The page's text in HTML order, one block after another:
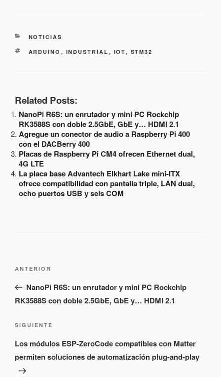
C
T
Í
S
NOTICIAS
E
E
T
A
S
ARDUINO , INDUSTRIAL , IOT, STM32
Related Posts:
NanoPi R6S: un enrutador y mini PC Rockchip
RK3588S con doble 2.5GbE, GbE y… HDMI 2.1
Agregue un conector de audio a Raspberry Pi 400
con el DACBerry 400
Placas de Raspberry Pi CM4 ofrecen Ethernet dual,
4G LTE
La placa base Advantech Elkhart Lake mini-ITX
ofrece compatibilidad con pantalla triple, LAN dual,
ocho puertos USB y seis COM
a
e
g
c
ó
n
E
a
a
a
ANTERIOR
NanoPi R6S: un enrutador y mini PC Rockchip
RK3588S con doble 2.5GbE, GbE y… HDMI 2.1
S
u
SIGUIENTE
Los módulos ESP-ZeroCode compatibles con Matter
permiten soluciones de automatización plug-and-play